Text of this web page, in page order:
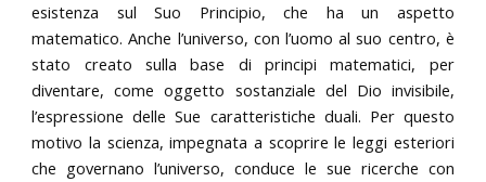
esistenza sul Suo Principio, che ha un aspetto
matematico. Anche l’universo, con l’uomo al suo centro, è
stato creato sulla base di principi matematici, per
diventare, come oggetto sostanziale del Dio invisibile,
l’espressione delle Sue caratteristiche duali. Per questo
motivo la scienza, impegnata a scoprire le leggi esteriori
che governano l’universo, conduce le sue ricerche con